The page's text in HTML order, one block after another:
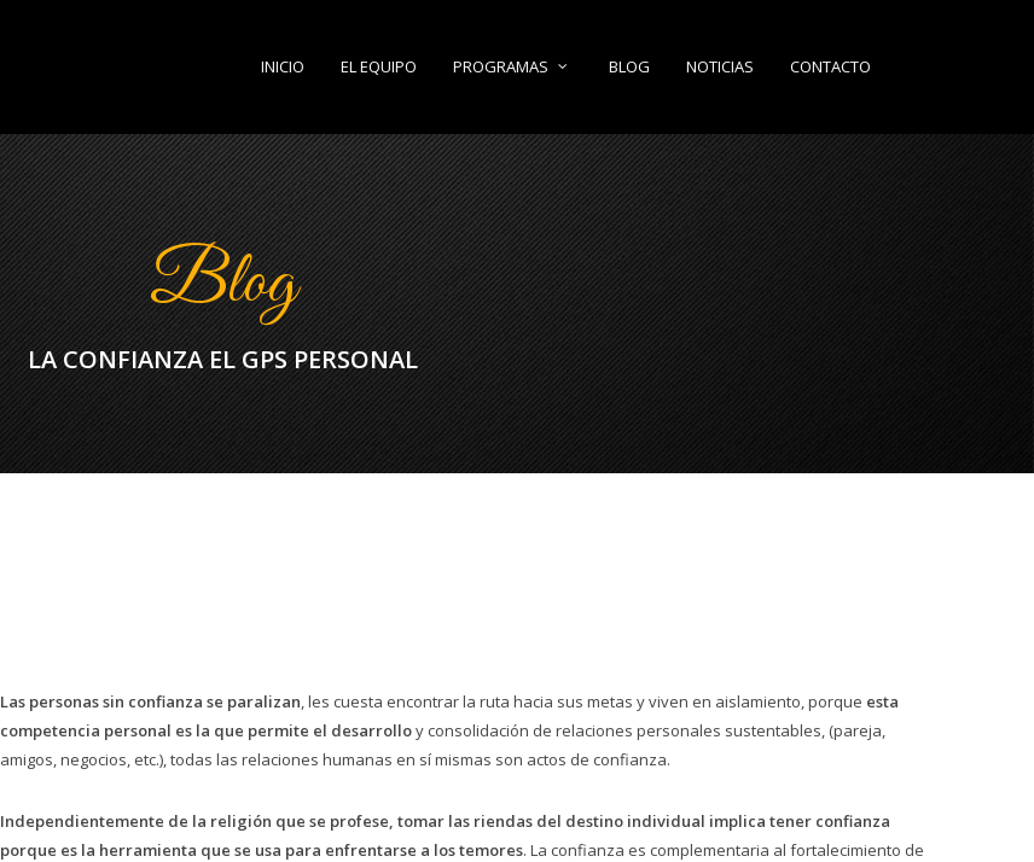
INICIO EL EQUIPO PROGRAMAS BLOG NOTICIAS CONTACTO
Blog
LA CONFIANZA EL GPS PERSONAL
Las personas sin confianza se paralizan , les cuesta encontrar la ruta hacia sus metas y viven en aislamiento, porque esta
competencia personal es la que permite el desarrolloy consolidación de relaciones personales sustentables, (pareja,
amigos, negocios, etc.), todas las relaciones humanas en sí mismas son actos de confianza.
Independientemente de la religión que se profese, tomar las riendas del destino individual implica tener confianza
porque es la herramienta que se usa para enfrentarse a los temores. La confianza es complementaria al fortalecimiento de